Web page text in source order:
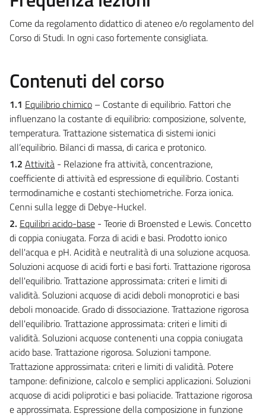
Come da regolamento didattico di ateneo e/o regolamento del
Corso di Studi. In ogni caso fortemente consigliata.
Contenuti del corso
1.1 Equilibrio chimico – Costante di equilibrio. Fattori che
influenzano la costante di equilibrio: composizione, solvente,
temperatura. Trattazione sistematica di sistemi ionici
all’equilibrio. Bilanci di massa, di carica e protonico.
1.2 Attività - Relazione fra attività, concentrazione,
coefficiente di attività ed espressione di equilibrio. Costanti
termodinamiche e costanti stechiometriche. Forza ionica.
Cenni sulla legge di Debye-Huckel.
2. Equilibri acido-base - Teorie di Broensted e Lewis. Concetto
di coppia coniugata. Forza di acidi e basi. Prodotto ionico
dell'acqua e pH. Acidità e neutralità di una soluzione acquosa.
Soluzioni acquose di acidi forti e basi forti. Trattazione rigorosa
dell'equilibrio. Trattazione approssimata: criteri e limiti di
validità. Soluzioni acquose di acidi deboli monoprotici e basi
deboli monoacide. Grado di dissociazione. Trattazione rigorosa
dell'equilibrio. Trattazione approssimata: criteri e limiti di
validità. Soluzioni acquose contenenti una coppia coniugata
acido base. Trattazione rigorosa. Soluzioni tampone.
Trattazione approssimata: criteri e limiti di validità. Potere
tampone: definizione, calcolo e semplici applicazioni. Soluzioni
acquose di acidi poliprotici e basi poliacide. Trattazione rigorosa
e approssimata. Espressione della composizione in funzione